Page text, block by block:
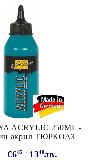
ACRYLIC 250ML -
акрил ТЮРКОАЗ
€685 1340лв.